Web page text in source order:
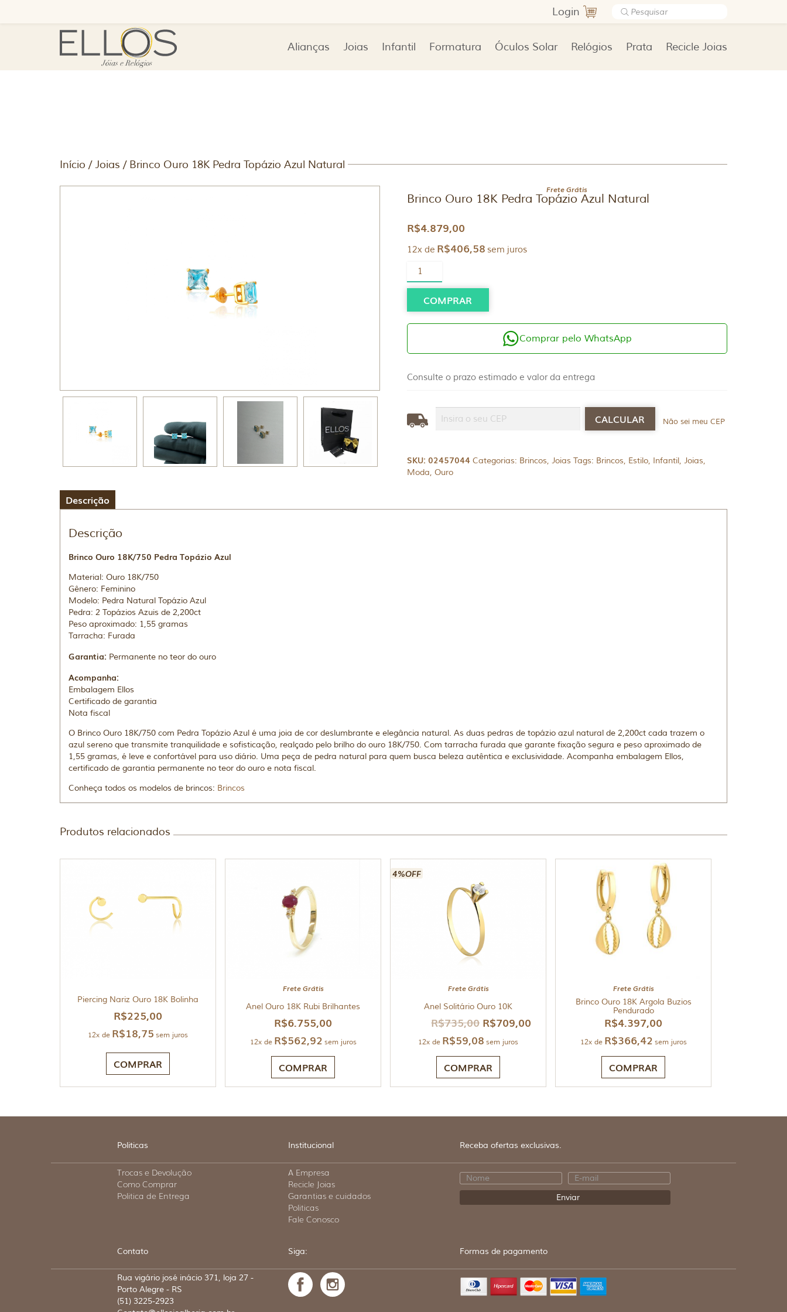
Login
Alianças Joias Infantil Formatura Óculos Solar Relógios Prata Recicle Joias
Início /Joias / Brinco Ouro 18K Pedra Topázio Azul Natural
Frete Grátis
Brinco Ouro 18K Pedra Topázio Azul Natural
R$4.879,00
12x de R$406,58 sem juros
Brinco
Ouro
18K
Pedra
Topázio
Natural
COMPRAR
Comprar pelo WhatsApp
Consulte o prazo estimado e valor da entrega
Não sei meu CEP
SKU: 02457044 Categorias: Brincos, Joias Tags: Brincos, Estilo, Infantil, Joias,
Moda, Ouro
Descrição
Descrição
Brinco Ouro 18K/750 Pedra Topázio Azul
Material: Ouro 18K/750
Gênero: Feminino
Modelo: Pedra Natural Topázio Azul
Pedra: 2 Topázios Azuis de 2,200ct
Peso aproximado: 1,55 gramas
Tarracha: Furada
Garantia: Permanente no teor do ouro
Acompanha:
Embalagem Ellos
Certificado de garantia
Nota fiscal
O Brinco Ouro 18K/750 com Pedra Topázio Azul é uma joia de cor deslumbrante e elegância natural. As duas pedras de topázio azul natural de 2,200ct cada trazem o
azul sereno que transmite tranquilidade e sofisticação, realçado pelo brilho do ouro 18K/750. Com tarracha furada que garante fixação segura e peso aproximado de
1,55 gramas, é leve e confortável para uso diário. Uma peça de pedra natural para quem busca beleza autêntica e exclusividade. Acompanha embalagem Ellos,
certificado de garantia permanente no teor do ouro e nota fiscal.
Conheça todos os modelos de brincos: Brincos
Produtos relacionados
Piercing Nariz Ouro 18K Bolinha
R$225,00
12x de R$18,75 sem juros
COMPRAR
Frete Grátis
Anel Ouro 18K Rubi Brilhantes
R$6.755,00
12x de R$562,92 sem juros
COMPRAR
4%OFF
Frete Grátis
Anel Solitário Ouro 10K
R$735,00 R$709,00
12x de R$59,08 sem juros
COMPRAR
Frete Grátis
Brinco Ouro 18K Argola Buzios
Pendurado
R$4.397,00
12x de R$366,42 sem juros
COMPRAR
Politicas Institucional Receba ofertas exclusivas.
Trocas e Devolução
Como Comprar
Politica de Entrega
A Empresa
Recicle Joias
Garantias e cuidados
Politicas
Fale Conosco
Contato Siga: Formas de pagamento
Rua vigário josé inácio 371, loja 27 -
Porto Alegre - RS
(51) 3225-2923